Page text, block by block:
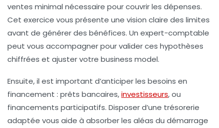
ventes minimal nécessaire pour couvrir les dépenses.
Cet exercice vous présente une vision claire des limites
avant de générer des bénéfices. Un expert-comptable
peut vous accompagner pour valider ces hypothèses
chiffrées et ajuster votre business model.
Ensuite, il est important d’anticiper les besoins en
financement : prêts bancaires,investisseurs, ou
financements participatifs. Disposer d’une trésorerie
adaptée vous aide à absorber les aléas du démarrage